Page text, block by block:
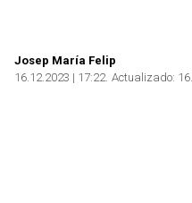
Josep María Felip
16.12.2023 | 17:22 Actualizado: